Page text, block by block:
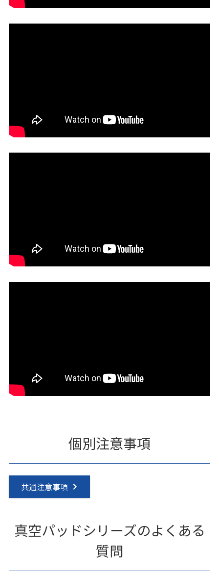
個別注意事項
共通注意事項
真空パッドシリーズのよくある
質問